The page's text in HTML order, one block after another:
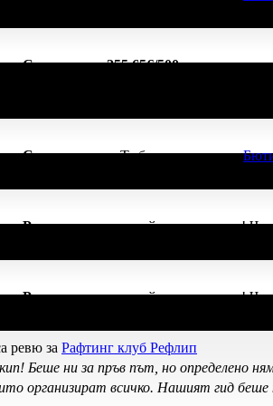
Спестих над 255.65€/500лв, защото
Супер клиент. Тябеше връчена от
Рожденик, по случай своя празник!
Рожденик, по случай своя празник!
ревю за Рафтинг клуб Рефлип
Беше ни за пръв път, но определено
организират всичко. Нашият гид